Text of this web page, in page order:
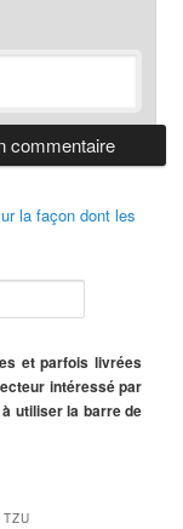
la façon dont les
et parfois livrées
intéressé par
utiliser la barre de